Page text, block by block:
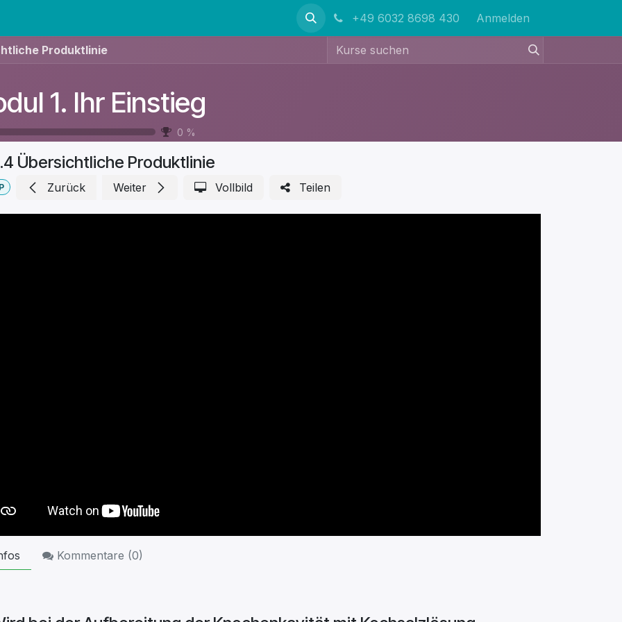
+49 6032 8698 430 Anmelden
Produktlinie
1. Ihr Einstieg
0 %
Übersichtliche Produktlinie
Zurück Weiter Vollbild Teilen
Kommentare (0)